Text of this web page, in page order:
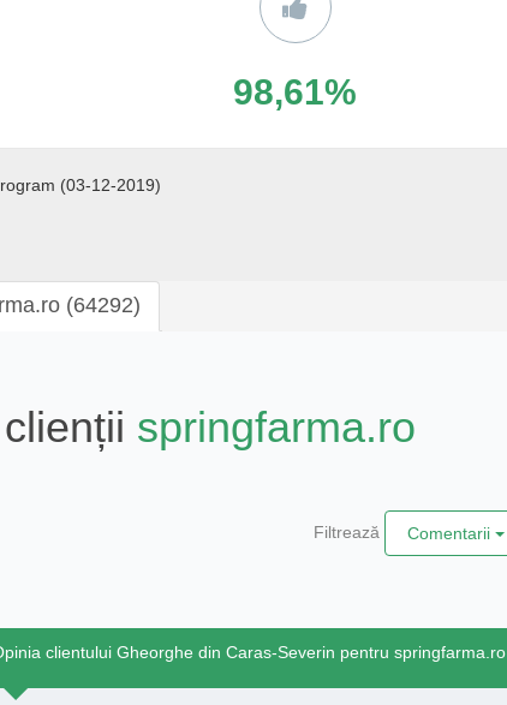
98,61%
(03-12-2019)
(64292)
springfarma.ro
Filtrează Comentarii
clientului Gheorghe din Caras-Severin pentru springfarma.ro